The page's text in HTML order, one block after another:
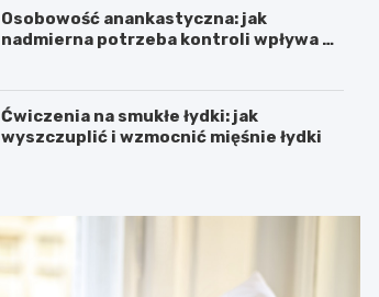
Osobowość anankastyczna: jak
nadmierna potrzeba kontroli wpływa na
Ćwiczenia na smukłe łydki: jak
wyszczuplić i wzmocnić mięśnie łydki